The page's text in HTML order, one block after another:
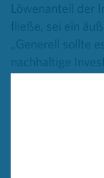
Löwenanteil der
fließe, sei ein
„Generell sollte
nachhaltige
A.o. Univ.-Prof.
Offenlegung der